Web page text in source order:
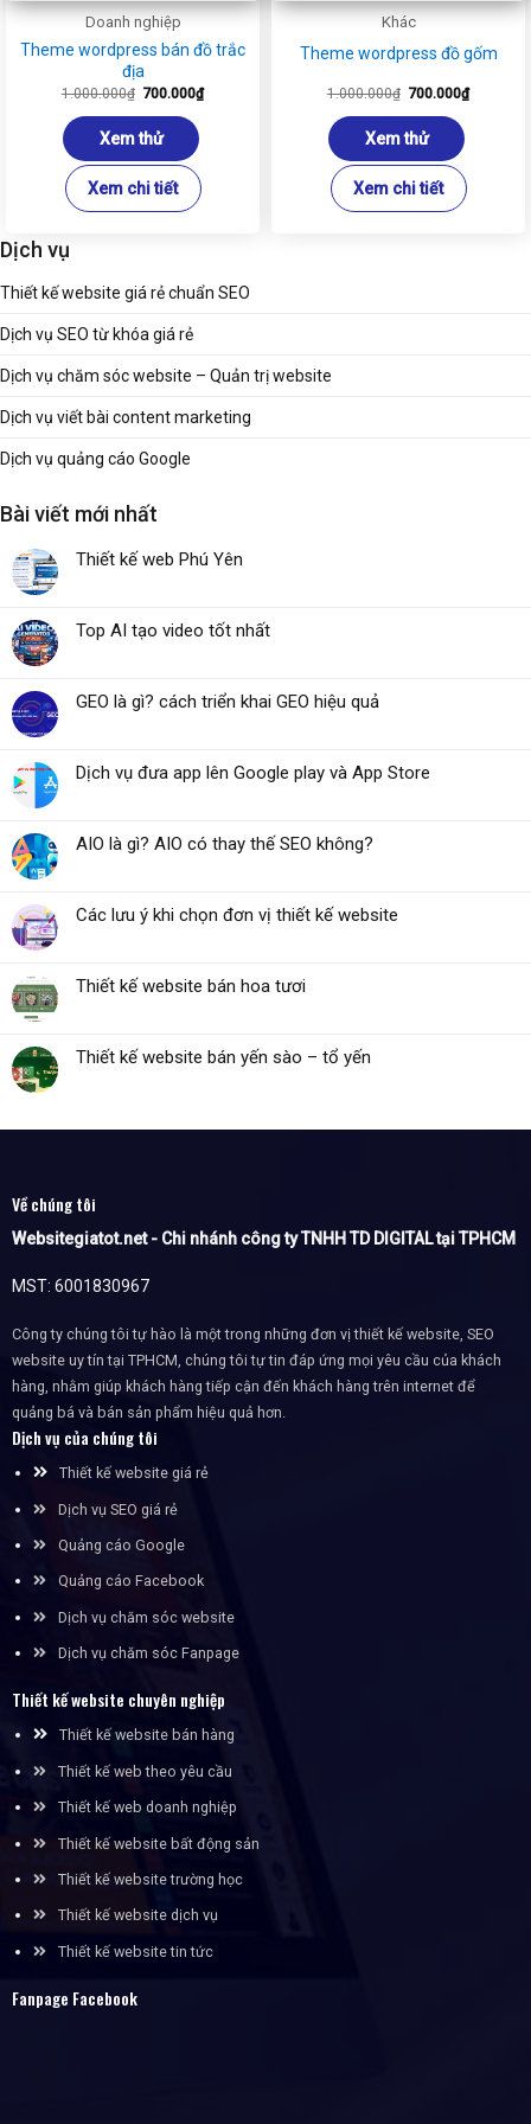
Doanh nghiệp
Theme wordpress bán đồ trắc
địa
1.000.000₫ Giá
là:
1.000.000₫.
700.000₫Giá
hiện
Xem thử
Xem chi tiết
Khác
Theme wordpress đồ gốm
1.000.000₫ Giá
là:
1.000.000₫.
700.000₫Giá
hiện
Xem thử
Xem chi tiết
Dịch vụ
Thiết kế website giá rẻ chuẩn SEO
Dịch vụ SEO từ khóa giá rẻ
Dịch vụ chăm sóc website – Quản trị website
Dịch vụ viết bài content marketing
Dịch vụ quảng cáo Google
Bài viết mới nhất
Thiết kế web Phú Yên
Top AI tạo video tốt nhất
GEO là gì? cách triển khai GEO hiệu quả
Dịch vụ đưa app lên Google play và App Store
AIO là gì? AIO có thay thế SEO không?
Các lưu ý khi chọn đơn vị thiết kế website
Thiết kế website bán hoa tươi
Thiết kế website bán yến sào – tổ yến
Về chúng tôi
Websitegiatot.net - Chi nhánh công ty TNHH TD DIGITAL tại TPHCM
MST: 6001830967
Công ty chúng tôi tự hào là một trong những đơn vị thiết kế website, SEO
website uy tín tại TPHCM, chúng tôi tự tin đáp ứng mọi yêu cầu của khách
hàng, nhằm giúp khách hàng tiếp cận đến khách hàng trên internet để
quảng bá và bán sản phẩm hiệu quả hơn.
Dịch vụ của chúng tôi
Thiết kế website giá rẻ
Dịch vụ SEO giá rẻ
Quảng cáo Google
Quảng cáo Facebook
Dịch vụ chăm sóc website
Dịch vụ chăm sóc Fanpage
Thiết kế website chuyên nghiệp
Thiết kế website bán hàng
Thiết kế web theo yêu cầu
Thiết kế web doanh nghiệp
Thiết kế website bất động sản
Thiết kế website trường học
Thiết kế website dịch vụ
Thiết kế website tin tức
Fanpage Facebook